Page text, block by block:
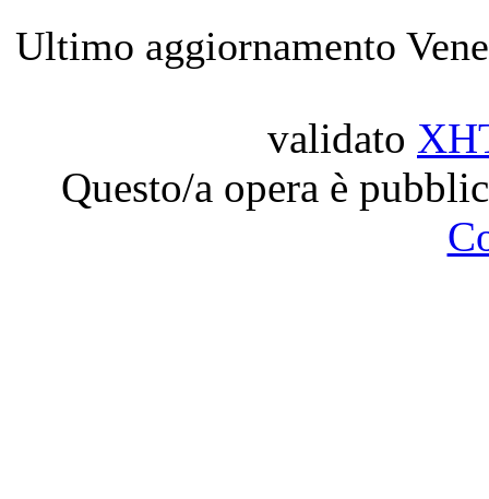
Ultimo aggiornamento
validato
Questo/a opera è